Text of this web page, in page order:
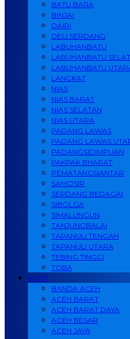
BATU BARA
BINJAI
DAIRI
DELI SERDANG
LABUHANBATU
LABUHANBATU
LABUHANBATU
LANGKAT
NIAS
NIAS BARAT
NIAS SELATAN
NIAS UTARA
PADANG LAWAS
PADANG LAWAS
PADANGSIDIMPUAN
PAKPAK BHARAT
PEMATANGSIANTAR
SAMOSIR
SERDANG BEDAGAI
SIBOLGA
SIMALUNGUN
TANJUNGBALAI
TAPANULI TENGAH
TAPANULI UTARA
TEBING TINGGI
TOBA
ACEH
BANDA ACEH
ACEH BARAT
ACEH BARAT DAYA
ACEH BESAR
ACEH JAYA